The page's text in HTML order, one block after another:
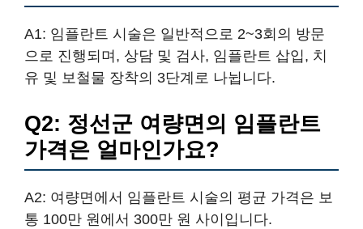
A1: 임플란트 시술은 일반적으로 2~3회의 방문
으로 진행되며, 상담 및 검사, 임플란트 삽입, 치
유 및 보철물 장착의 3단계로 나뉩니다.
Q2: 정선군 여량면의 임플란트
가격은 얼마인가요?
A2: 여량면에서 임플란트 시술의 평균 가격은 보
통 100만 원에서 300만 원 사이입니다.